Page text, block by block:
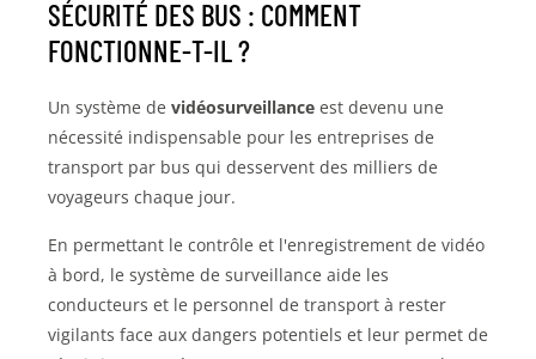
SÉCURITÉ DES BUS : COMMENT
FONCTIONNE-T-IL ?
Un système de vidéosurveillance est devenu une
nécessité indispensable pour les entreprises de
transport par bus qui desservent des milliers de
voyageurs chaque jour.
En permettant le contrôle et l'enregistrement de vidéo
à bord, le système de surveillance aide les
conducteurs et le personnel de transport à rester
vigilants face aux dangers potentiels et leur permet de